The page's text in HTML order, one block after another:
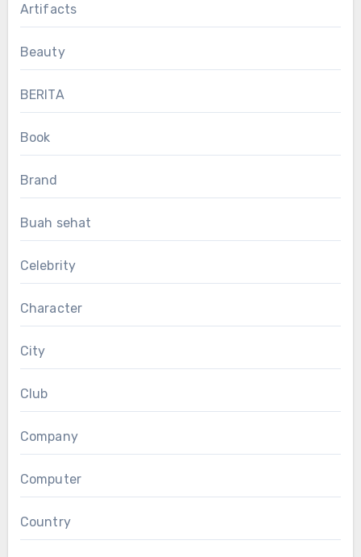
Artifacts
Beauty
BERITA
Book
Brand
Buah sehat
Celebrity
Character
City
Club
Company
Computer
Country